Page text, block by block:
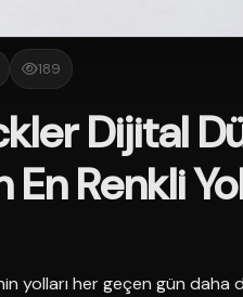
189
Dijital
Renkli
yolları her geçen gün daha